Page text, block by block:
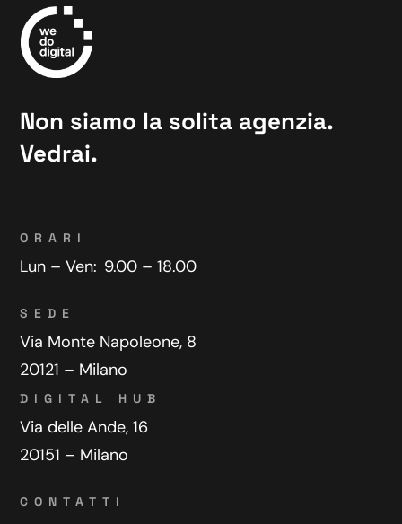
Non siamo la solita agenzia.
Vedrai.
ORARI
Lun – Ven: 9.00 – 18.00
SEDE
Via Monte Napoleone, 8
20121 – Milano
DIGITAL HUB
Via delle Ande, 16
20151 – Milano
CONTATTI